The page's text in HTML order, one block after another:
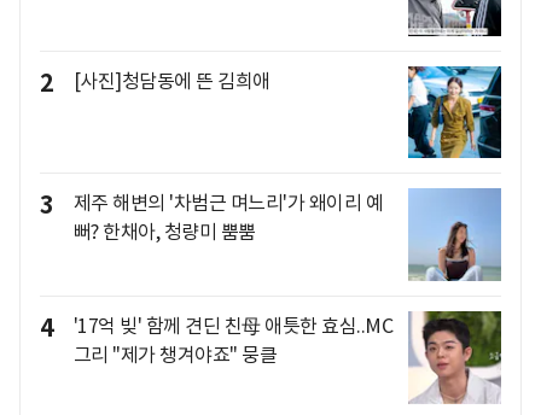
2 [사진]청담동에 뜬 김희애
3
제주 해변의 '차범근 며느리'가 왜이리 예
뻐? 한채아, 청량미 뿜뿜
4
'17억 빚' 함께 견딘 친母 애틋한 효심..MC
그리 "제가 챙겨야죠" 뭉클